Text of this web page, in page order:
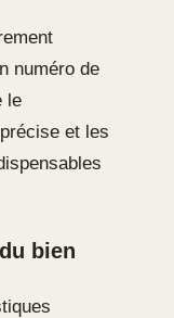
numéro de
le
et les
bien